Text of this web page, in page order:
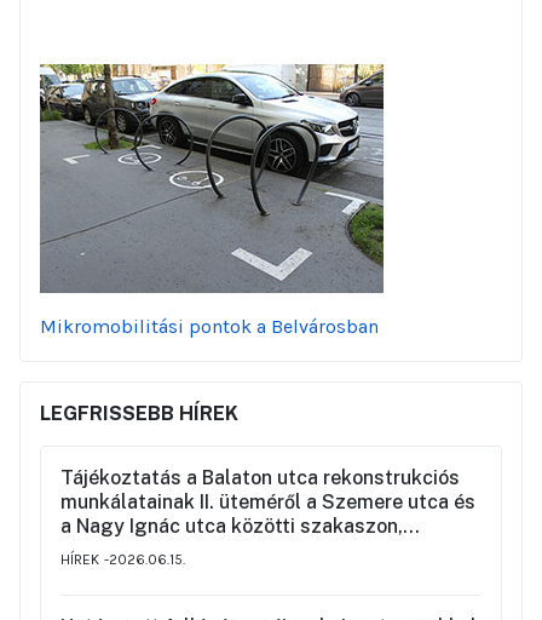
Mikromobilitási pontok a Belvárosban
LEGFRISSEBB HÍREK
Tájékoztatás a Balaton utca rekonstrukciós
munkálatainak II. üteméről a Szemere utca és
a Nagy Ignác utca közötti szakaszon,
valamint a környék ideiglenes forgalmi
HÍREK 2026.06.15.